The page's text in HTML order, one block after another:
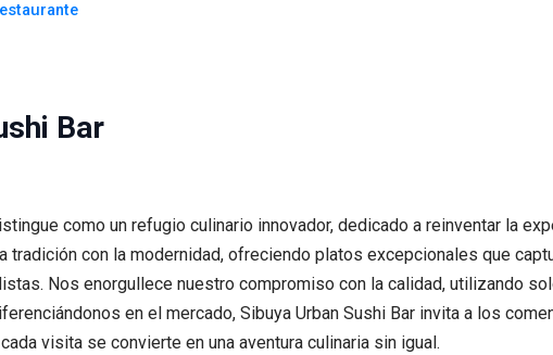
Bar
como un refugio culinario innovador, dedicado a reinventar la
tradición con la modernidad, ofreciendo platos excepcionales que
Nos enorgullece nuestro compromiso con la calidad, utilizando
en el mercado, Sibuya Urban Sushi Bar invita a los
visita se convierte en una aventura culinaria sin igual.